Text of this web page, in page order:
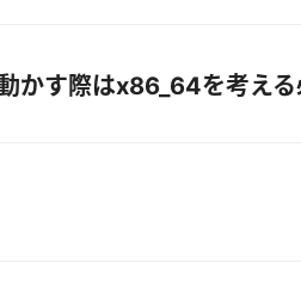
す際はx86_64を考える